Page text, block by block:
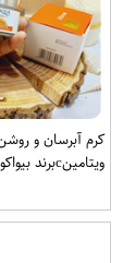
کرم آبرسان و
ویتامینcبرند بیواکوا اصل